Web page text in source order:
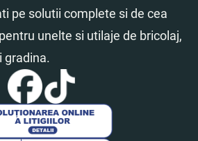
pe solutii complete si de cea
unelte si utilaje de bricolaj,
gradina.